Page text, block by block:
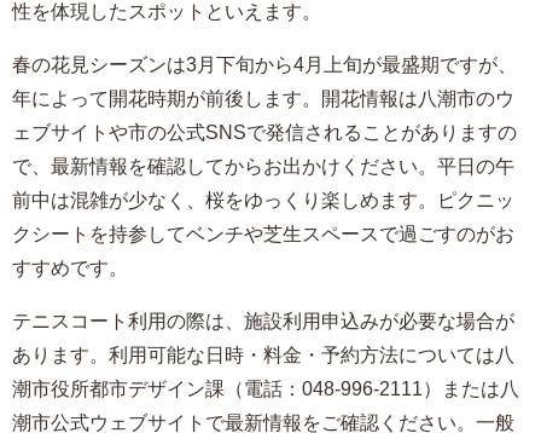
性を体現したスポットといえます。
春の花見シーズンは3月下旬から4月上旬が最盛期ですが、
年によって開花時期が前後します。開花情報は八潮市のウ
ェブサイトや市の公式SNSで発信されることがありますの
で、最新情報を確認してからお出かけください。平日の午
前中は混雑が少なく、桜をゆっくり楽しめます。ピクニッ
クシートを持参してベンチや芝生スペースで過ごすのがお
すすめです。
テニスコート利用の際は、施設利用申込みが必要な場合が
あります。利用可能な日時・料金・予約方法については八
潮市役所都市デザイン課（電話：048-996-2111）または八
潮市公式ウェブサイトで最新情報をご確認ください。一般